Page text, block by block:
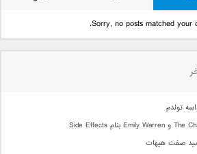
Sorry, no posts matched your
تولدم
صفت هیهات